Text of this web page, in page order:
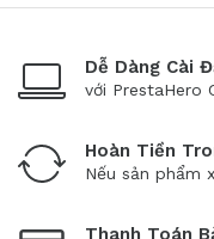
Dễ Dàng Cài
với PrestaHero
Hoàn Tiền
Nếu sản phẩm
Thanh Toán